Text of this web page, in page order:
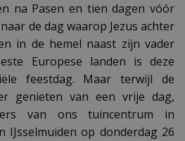
na Pasen en tien dagen vóór
de dag waarop Jezus achter
in de hemel naast zijn vader
Europese landen is deze
feestdag. Maar terwijl de
genieten van een vrije dag,
van ons tuincentrum in
IJsselmuiden op donderdag 26